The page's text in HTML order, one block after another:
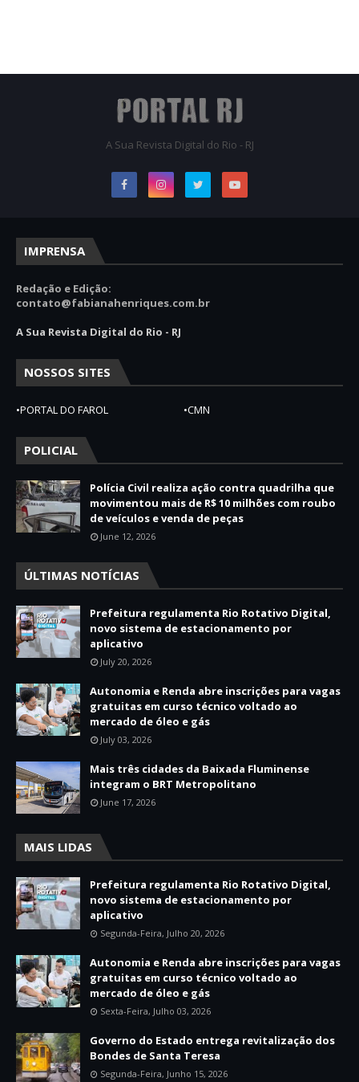
A Sua Revista Digital do Rio - RJ
IMPRENSA
Redação e Edição:
contato@fabianahenriques.com.br
A Sua Revista Digital do Rio - RJ
NOSSOS SITES
•PORTAL DO FAROL •CMN
POLICIAL
Polícia Civil realiza ação contra quadrilha que
movimentou mais de R$ 10 milhões com roubo
de veículos e venda de peças
June 12, 2026
ÚLTIMAS NOTÍCIAS
Prefeitura regulamenta Rio Rotativo Digital,
novo sistema de estacionamento por
aplicativo
July 20, 2026
Autonomia e Renda abre inscrições para vagas
gratuitas em curso técnico voltado ao
mercado de óleo e gás
July 03, 2026
Mais três cidades da Baixada Fluminense
integram o BRT Metropolitano
June 17, 2026
MAIS LIDAS
Prefeitura regulamenta Rio Rotativo Digital,
novo sistema de estacionamento por
aplicativo
Segunda-Feira, Julho 20, 2026
Autonomia e Renda abre inscrições para vagas
gratuitas em curso técnico voltado ao
mercado de óleo e gás
Sexta-Feira, Julho 03, 2026
Governo do Estado entrega revitalização dos
Bondes de Santa Teresa
Segunda-Feira, Junho 15, 2026